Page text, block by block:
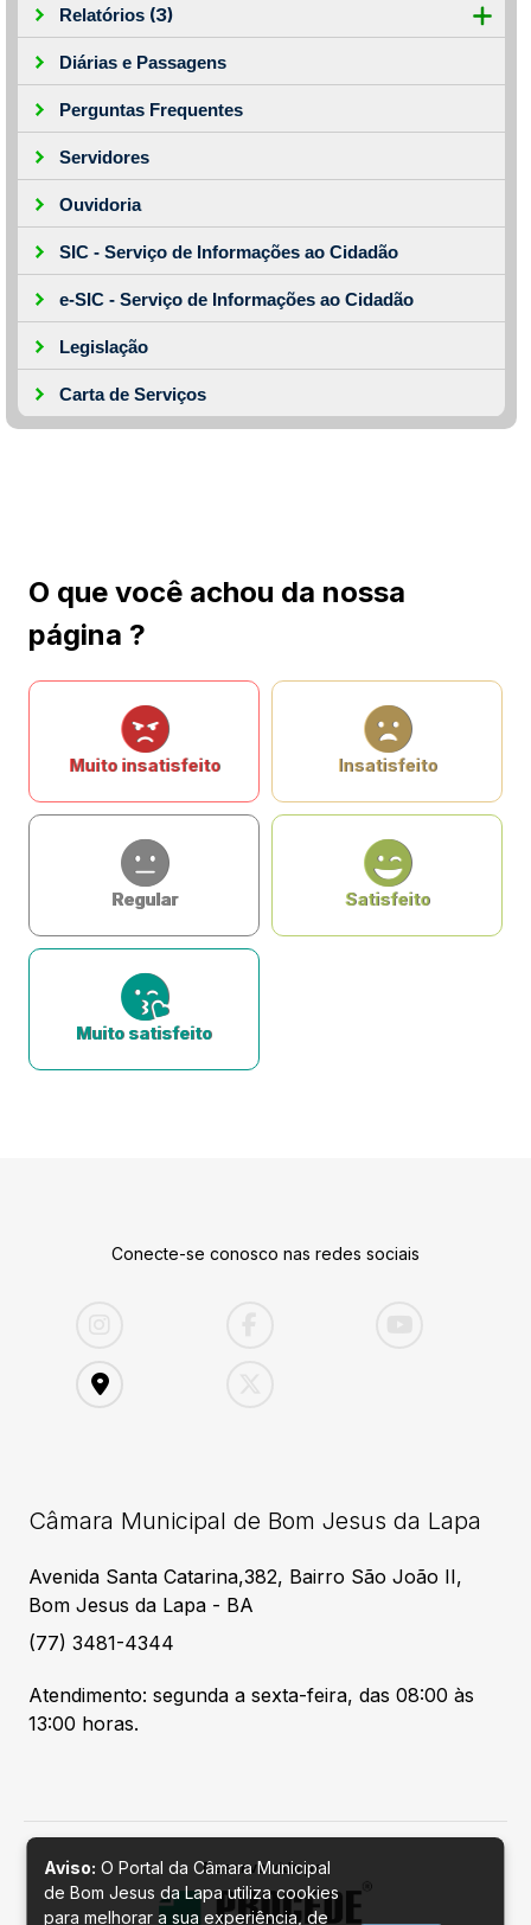
Relatórios (3)
Diárias e Passagens
Perguntas Frequentes
Servidores
Ouvidoria
SIC - Serviço de Informações ao Cidadão
e-SIC - Serviço de Informações ao Cidadão
Legislação
Carta de Serviços
O que você achou da nossa
página ?
Muito insatisfeito Insatisfeito
Regular Satisfeito
Muito satisfeito
Conecte-se conosco nas redes sociais
Câmara Municipal de Bom Jesus da Lapa
Avenida Santa Catarina,382, Bairro São João II,
Bom Jesus da Lapa - BA
(77) 3481-4344
Atendimento: segunda a sexta-feira, das 08:00 às
13:00 horas.
Desenvolvido por
Aviso: O Portal da Câmara Municipal
de Bom Jesus da Lapa utiliza cookies
para melhorar a sua experiência, de